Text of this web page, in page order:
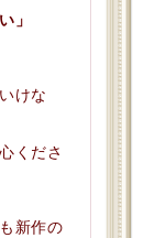
」
けな
くださ
新作の